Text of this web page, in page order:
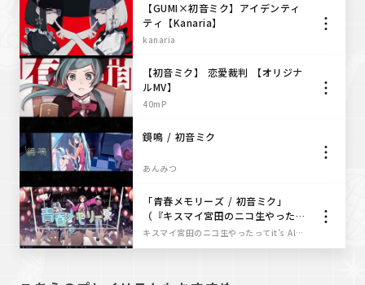
【GUMI×初音ミク】アイデンティ
ティ【Kanaria】
kanaria
【初音ミク】 恋愛裁判 【オリジナ
ルMV】
40mP
鏡鳴 / 初音ミク
あんみつ
「青春メモリーズ / 初音ミク」
（『キスマイ宮田のニコ生やったっ
てit’s Alright!』番組テーマソン キスマイ宮田のニコ生やったってit’s Alright!